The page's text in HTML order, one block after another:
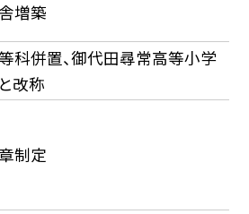
増築
科併置、御代田尋常高等小学
改称
制定